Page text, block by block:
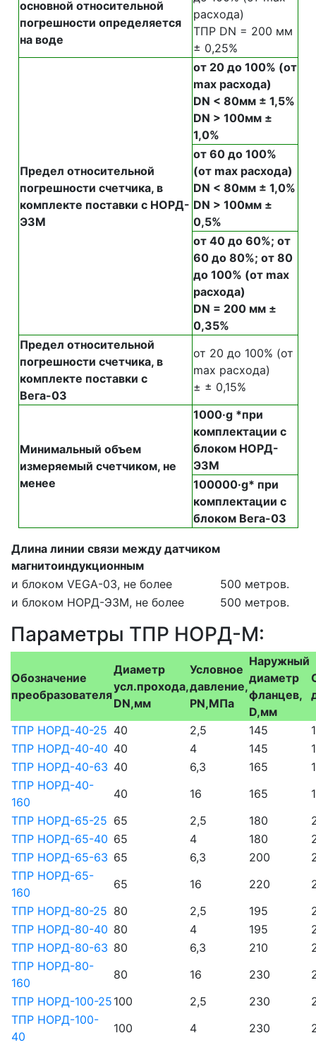
основной относительной
погрешности определяется
на воде
расхода)
ТПР DN = 200 мм
± 0,25%
Предел относительной
погрешности счетчика, в
комплекте поставки с НОРД-
ЭЗМ
от 20 до 100% (от
max расхода)
DN < 80мм ± 1,5%
DN > 100мм ±
1,0%
от 60 до 100%
(от max расхода)
DN < 80мм ± 1,0%
DN > 100мм ±
0,5%
от 40 до 60%; от
60 до 80%; от 80
до 100% (от max
расхода)
DN = 200 мм ±
0,35%
Предел относительной
погрешности счетчика, в
комплекте поставки с
Вега-03
от 20 до 100% (от
max расхода)
± ± 0,15%
Минимальный объем
измеряемый счетчиком, не
менее
1000·g *при
комплектации с
блоком НОРД-
ЭЗМ
100000·g* при
комплектации с
блоком Вега-03
Длина линии связи между датчиком
магнитоиндукционным
и блоком VEGA-03, не более
500 метров.
и блоком НОРД-Э3М, не более
500 метров.
Параметры ТПР НОРД-М:
Обозначение
преобразователя
Диаметр
усл.прохода,
DN,мм
Условное
давление,
PN,МПа
Наружный
диаметр
фланцев,
D,мм
ТПР НОРД-40-25 40 2,5 145
ТПР НОРД-40-40 40 4 145
ТПР НОРД-40-63 40 6,3 165
ТПР НОРД-40-
160
40 16 165
ТПР НОРД-65-25 65 2,5 180
ТПР НОРД-65-40 65 4 180
ТПР НОРД-65-63 65 6,3 200
ТПР НОРД-65-
160
65 16 220
ТПР НОРД-80-25 80 2,5 195
ТПР НОРД-80-40 80 4 195
ТПР НОРД-80-63 80 6,3 210
ТПР НОРД-80-
160
80 16 230
ТПР НОРД-100-25 100 2,5 230
ТПР НОРД-100-
40
100 4 230